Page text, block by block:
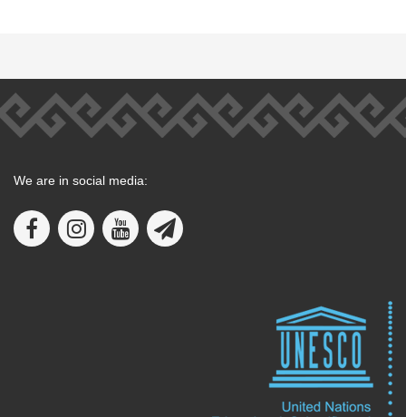
We are in social media: